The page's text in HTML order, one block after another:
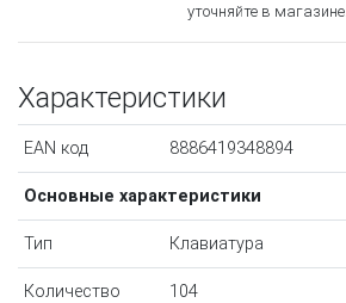
уточняйте в магазине.
Характеристики
EAN код 8886419348894
Основные характеристики
Тип Клавиатура
Количество
104